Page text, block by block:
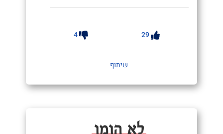
29
4
שיתוף
לא הומו